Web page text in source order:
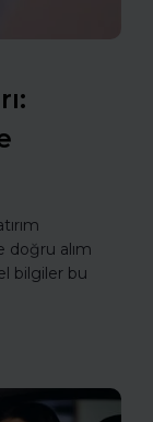
doğru alım
bilgiler bu